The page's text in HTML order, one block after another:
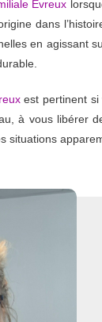
Evreux
dans
en agissant
est pertinent si
à vous libérer
situations